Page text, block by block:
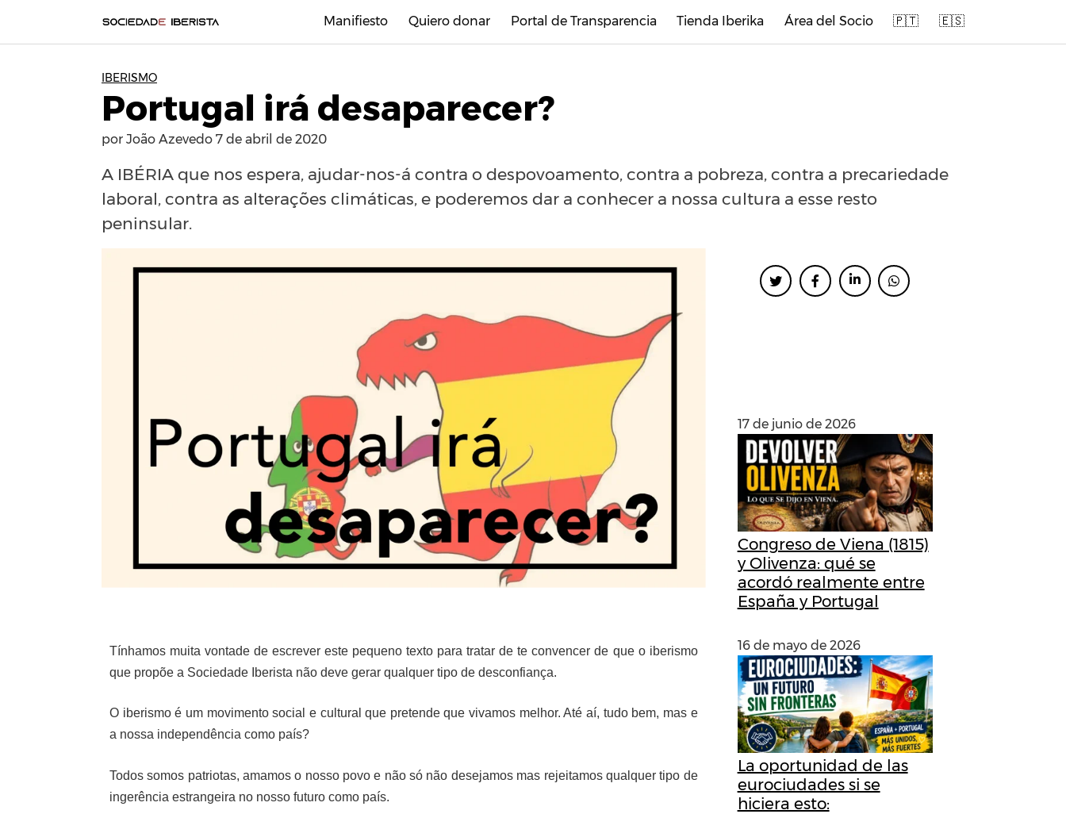
Manifiesto Quiero donar Portal de Transparencia Tienda Iberika Área del Socio 🇵🇹 🇪🇸
IBERISMO
Portugal irá desaparecer?
por João Azevedo 7 de abril de 2020
A IBÉRIA que nos espera, ajudar-nos-á contra o despovoamento, contra a pobreza, contra a precariedade
laboral, contra as alterações climáticas, e poderemos dar a conhecer a nossa cultura a esse resto
peninsular.
Tínhamos muita vontade de escrever este pequeno texto para tratar de te convencer de que o iberismo
que propõe a Sociedade Iberista não deve gerar qualquer tipo de desconfiança.
O iberismo é um movimento social e cultural que pretende que vivamos melhor. Até aí, tudo bem, mas e
a nossa independência como país?
Todos somos patriotas, amamos o nosso povo e não só não desejamos mas rejeitamos qualquer tipo de
ingerência estrangeira no nosso futuro como país.
17 de junio de 2026
Congreso de Viena (1815)
y Olivenza: qué se
acordó realmente entre
España y Portugal
16 de mayo de 2026
La oportunidad de las
eurociudades si se
hiciera esto: